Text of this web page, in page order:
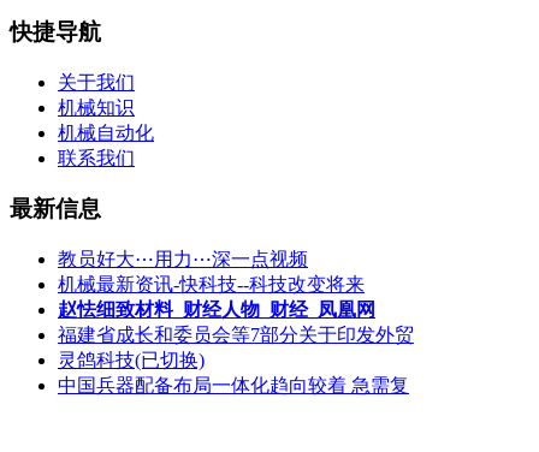
快捷导航
关于我们
机械知识
机械自动化
联系我们
最新信息
教员好大⋯用力⋯深一点视频
机械最新资讯-快科技--科技改变将来
赵怯细致材料_财经人物_财经_凤凰网
福建省成长和委员会等7部分关于印发外贸
灵鸽科技(已切换)
中国兵器配备布局一体化趋向较着 急需复